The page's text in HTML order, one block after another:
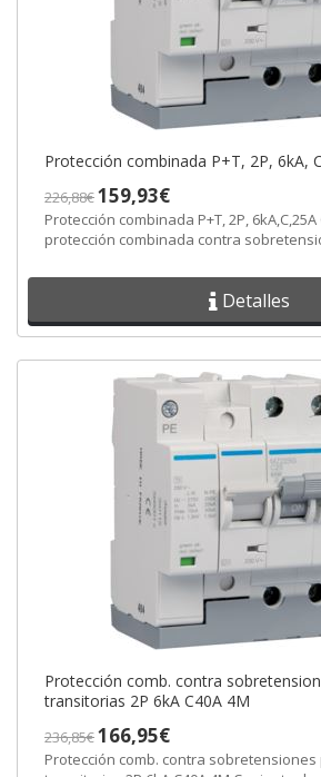
Protección combinada P+T, 2P, 6kA,
226,88€159,93€
Protección combinada P+T, 2P,
protección combinada contra
Detalles
Protección comb. contra
transitorias 2P 6kA C40A 4M
236,85€166,95€
Protección comb. contra